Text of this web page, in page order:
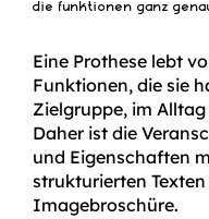
die funktionen ganz
Eine Prothese lebt
Funktionen, die sie
Zielgruppe, im
Daher ist die
und Eigenschaften
strukturierten
Imagebroschüre.